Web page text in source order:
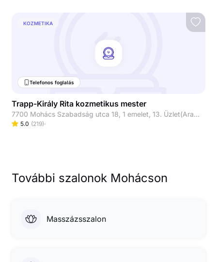
KOZMETIKA
Telefonos foglalás
Trapp-Király Rita kozmetikus mester
7700 Mohács Szabadság utca 18, 1 emelet, 13. Üzlet(Aranyudvar emeletén)
5.0 (219)
További szalonok Mohácson
Masszázsszalon